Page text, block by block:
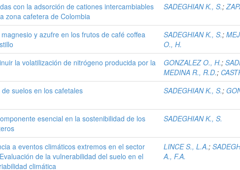
con la adsorción de cationes intercambiables
zona cafetera de Colombia
SADEGHIAN K., S.;
y azufre en los frutos de café coffea
SADEGHIAN K., S.;
O., H.
la volatilización de nitrógeno producida por la
GONZALEZ O., H.;
MEDINA R., R.D.;
suelos en los cafetales SADEGHIAN K., S.;
esencial en la sostenibilidad de los
SADEGHIAN K., S.
a eventos climáticos extremos en el sector
de la vulnerabilidad del suelo en el
climática
LINCE S., L.A.;
A., F.A.